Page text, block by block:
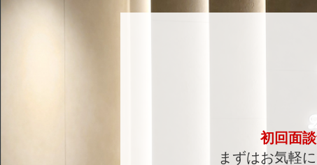
初回面談
まずはお気軽